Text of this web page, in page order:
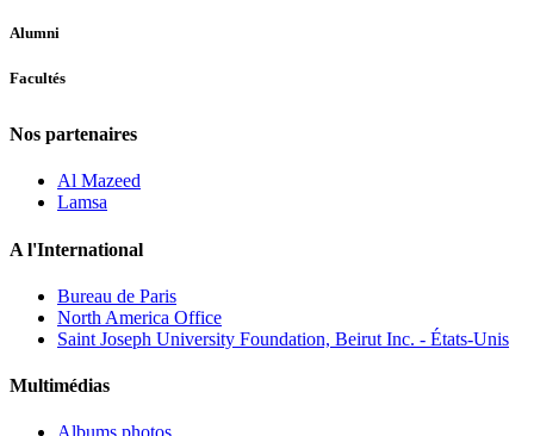
Alumni
Facultés
Nos partenaires
Al Mazeed
Lamsa
A l'International
Bureau de Paris
North America Office
Saint Joseph University Foundation, Beirut Inc. - États-Unis
Multimédias